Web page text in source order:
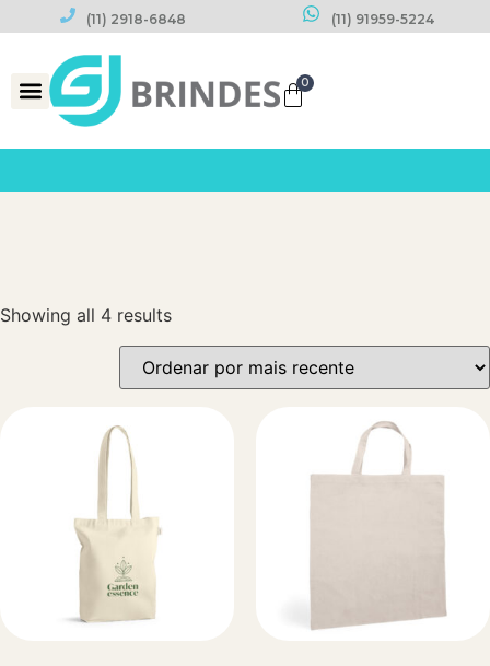
(11) 2918-6848 (11) 91959-5224
0
Showing all 4 results